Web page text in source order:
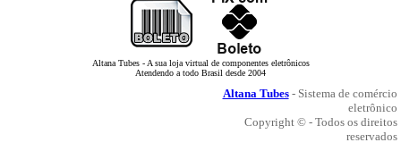
Altana Tubes - A sua loja virtual de componentes eletrônicos
Atendendo a todo Brasil desde 2004
Altana Tubes- Sistema de comércio
eletrônico
Copyright © - Todos os direitos
reservados